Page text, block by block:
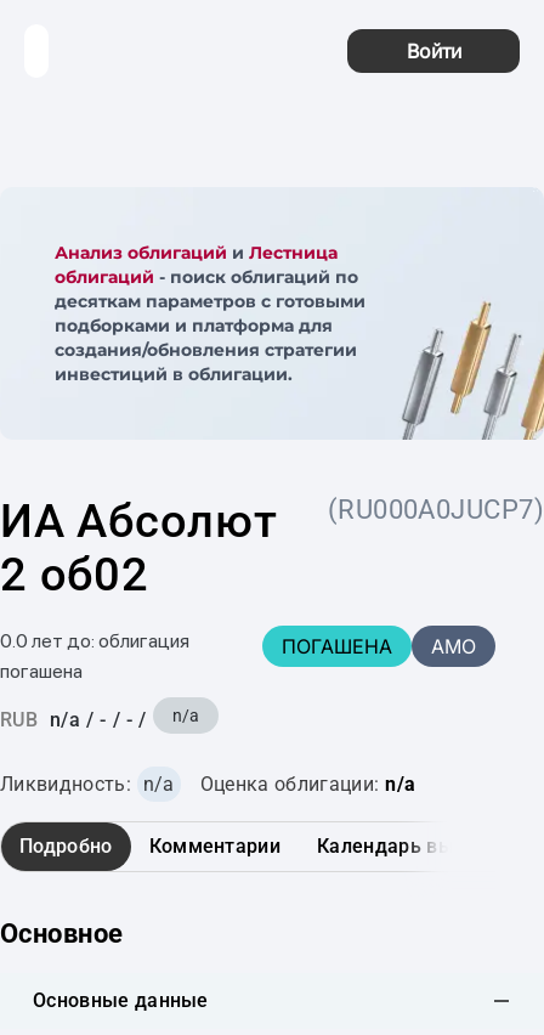
Войти
Анализ облигаций и Лестница
облигаций - поиск облигаций по
десяткам параметров с готовыми
подборками и платформа для
создания/обновления стратегии
инвестиций в облигации.
ИА Абсолют
2 об02
(RU000A0JUCP7)
0.0 лет до: облигация
погашена
ПОГАШЕНА AMO
RUB n/a / - / - / n/a
Ликвидность: n/a Оценка облигации: n/a
Подробно Комментарии Календарь выплат
Основное
Основные данные